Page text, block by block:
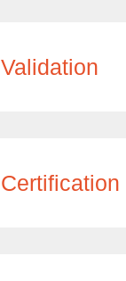
Validation
Certification